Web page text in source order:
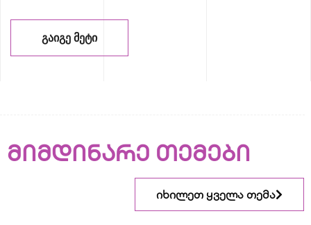
ᲒᲐᲘᲒᲔ ᲛᲔᲢᲘ
მიმდინარე თემები
იხილეთ ყველა თემა